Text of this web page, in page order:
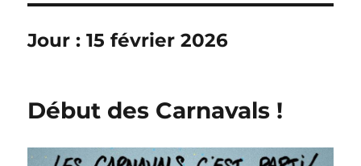
Jour :15 février 2026
Début des Carnavals !